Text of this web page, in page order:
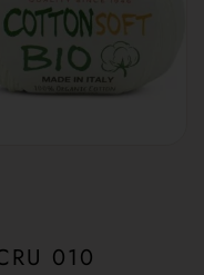
010